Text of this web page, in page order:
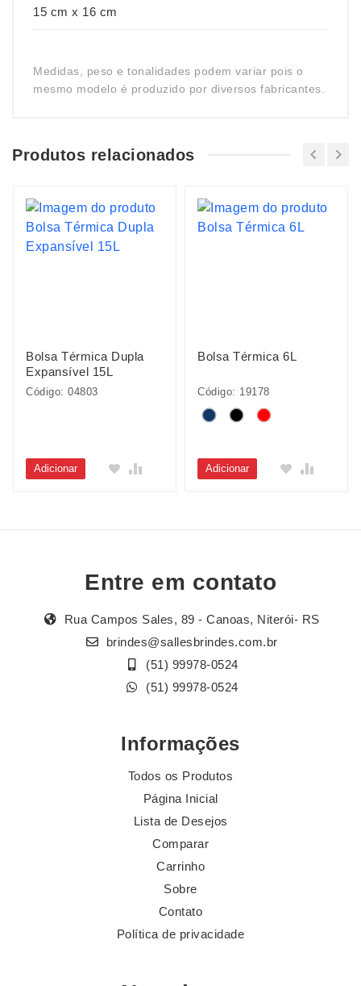
15 cm x 16 cm
Medidas, peso e tonalidades podem variar pois o
mesmo modelo é produzido por diversos fabricantes.
Produtos relacionados
Bolsa Térmica Dupla
Expansível 15L
Código: 04803
Adicionar
Bolsa Térmica 6L
Código: 19178
Adicionar
Entre em contato
Rua Campos Sales, 89 - Canoas, Niterói- RS
brindes@sallesbrindes.com.br
(51) 99978-0524
(51) 99978-0524
Informações
Todos os Produtos
Página Inicial
Lista de Desejos
Comparar
Carrinho
Sobre
Contato
Política de privacidade